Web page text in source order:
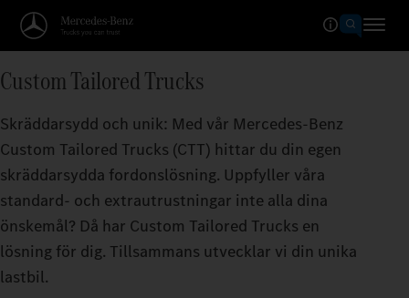
Custom Tailored Trucks
Skräddarsydd och unik: Med vår Mercedes‑Benz
Custom Tailored Trucks (CTT) hittar du din egen
skräddarsydda fordonslösning. Uppfyller våra
standard- och extrautrustningar inte alla dina
önskemål? Då har Custom Tailored Trucks en
lösning för dig. Tillsammans utvecklar vi din unika
lastbil.